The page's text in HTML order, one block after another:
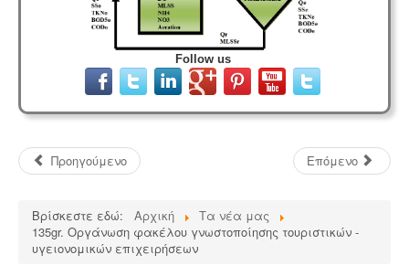
Follow us
Προηγούμενο Επόμενο
Βρίσκεστε εδώ: Αρχική
Τα νέα μας
135gr. Οργάνωση φακέλου γνωστοποίησης τουριστικών -
υγειονομικών επιχειρήσεων